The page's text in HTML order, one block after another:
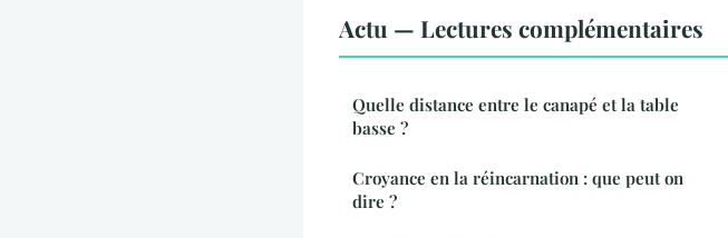
Actu — Lectures complémentaires
Quelle distance entre le canapé et la table
basse ?
Croyance en la réincarnation : que peut on
dire ?